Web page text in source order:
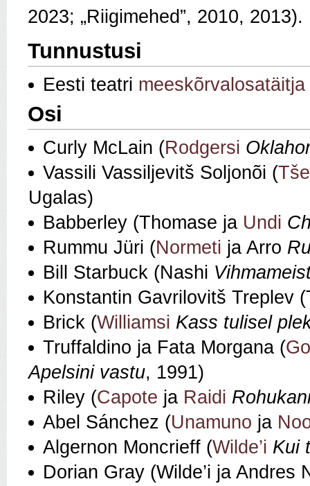
2023; „Riigimehed”, 2010, 2013).
Tunnustusi
Eesti teatri
Osi
Curly McLain (Rodgersi
Vassili Vassiljevitš Soljonõi (
Ugalas)
Babberley (Thomase ja Undi
Rummu Jüri (Normeti ja Arro
Bill Starbuck (Nashi
Konstantin Gavrilovitš Treplev
Brick (Williamsi Kass tulisel
Truffaldino ja Fata Morgana (
Apelsini vastu, 1991)
Riley (Capote ja Raidi
Abel Sánchez (Unamuno ja
Algernon Moncrieff (Wilde’i Kui
Dorian Gray (Wilde’i ja Andres